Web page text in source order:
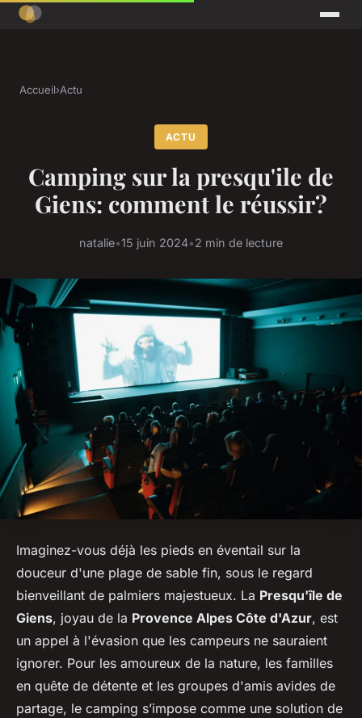
Accueil›Actu
ACTU
Camping sur la presqu'ile de
Giens: comment le réussir?
natalie•15 juin 2024•2 min de lecture
Imaginez-vous déjà les pieds en éventail sur la
douceur d'une plage de sable fin, sous le regard
bienveillant de palmiers majestueux. La Presqu'île de
Giens, joyau de la Provence Alpes Côte d'Azur, est
un appel à l'évasion que les campeurs ne sauraient
ignorer. Pour les amoureux de la nature, les familles
en quête de détente et les groupes d'amis avides de
partage, le camping s’impose comme une solution de